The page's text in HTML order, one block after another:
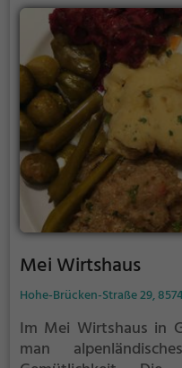
Weihenstephan
und Genuss.
Mei Wirtshaus
Hohe-Brücken-Straße 29,
Im Mei Wirtshaus in
man